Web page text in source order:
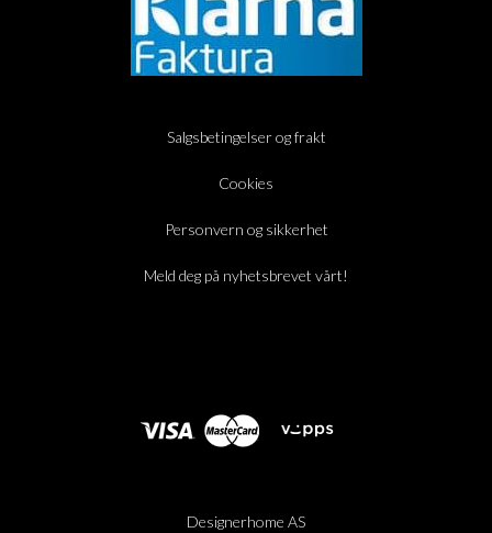
Salgsbetingelser og frakt
Cookies
Personvern og sikkerhet
Meld deg på nyhetsbrevet vårt!
Designerhome AS